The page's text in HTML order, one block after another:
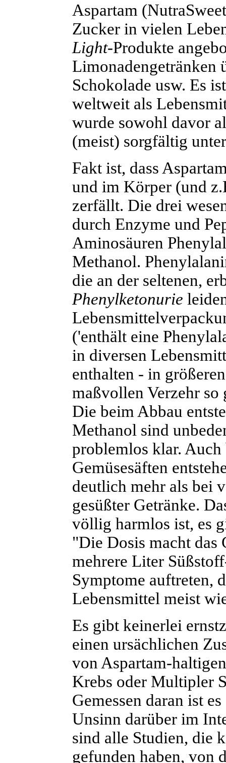
Aspartam
Zucker in vielen
Light-Produkte
Limonadengetränken
Schokolade usw. Es
weltweit als
wurde sowohl davor
(meist) sorgfältig
Fakt ist, dass
und im Körper (und
zerfällt. Die drei
durch Enzyme und
Aminosäuren
Methanol.
die an der seltenen,
Phenylketonurie
('enthält eine
in diversen
enthalten - in
maßvollen Verzehr so
Die beim Abbau
Methanol sind
problemlos klar.
Gemüsesäften
deutlich mehr als bei
gesüßter Getränke.
völlig harmlos ist, es
"Die Dosis macht
mehrere Liter
Symptome auftreten,
Lebensmittel meist
Es gibt keinerlei
einen ursächlichen
von Aspartam-
Krebs oder Multipler
Gemessen daran ist
Unsinn darüber im
sind alle Studien, die
gefunden haben, von